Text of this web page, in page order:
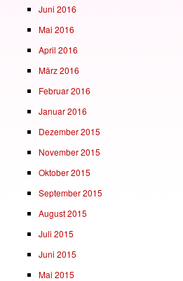
Juni 2016
Mai 2016
April 2016
März 2016
Februar 2016
Januar 2016
Dezember 2015
November 2015
Oktober 2015
September 2015
August 2015
Juli 2015
Juni 2015
Mai 2015